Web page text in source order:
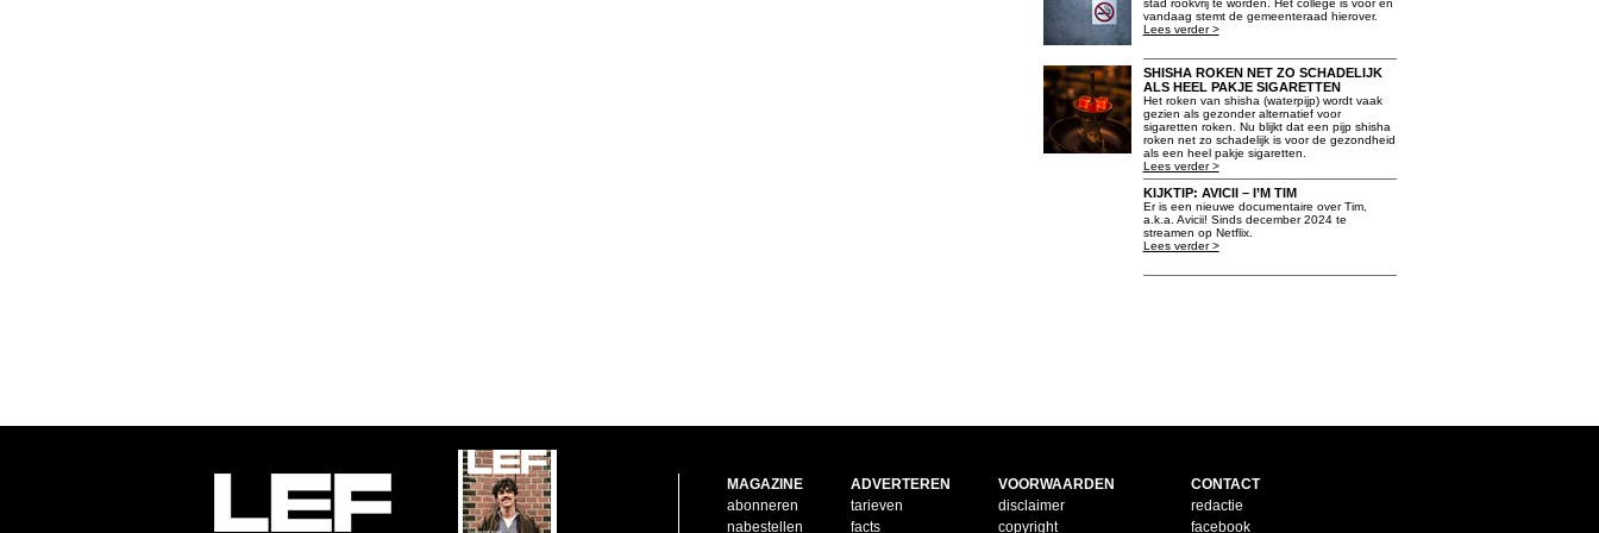
stad rookvrij te worden. Het college is voor en
vandaag stemt de gemeenteraad hierover.
Lees verder >
SHISHA ROKEN NET ZO SCHADELIJK
ALS HEEL PAKJE SIGARETTEN
Het roken van shisha (waterpijp) wordt vaak
gezien als gezonder alternatief voor
sigaretten roken. Nu blijkt dat een pijp shisha
roken net zo schadelijk is voor de gezondheid
als een heel pakje sigaretten.
Lees verder >
KIJKTIP: AVICII – I’M TIM
Er is een nieuwe documentaire over Tim,
a.k.a. Avicii! Sinds december 2024 te
streamen op Netflix.
Lees verder >
MAGAZINE
abonneren
nabestellen
ADVERTEREN
tarieven
facts
VOORWAARDEN
disclaimer
copyright
CONTACT
redactie
facebook